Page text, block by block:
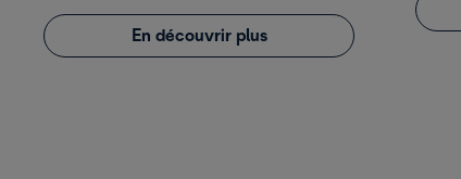
En découvrir plus